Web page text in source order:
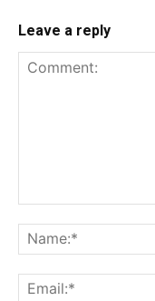
Leave a reply